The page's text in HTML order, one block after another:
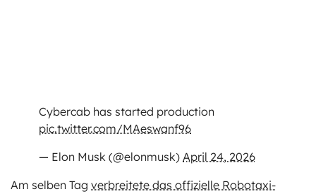
Cybercab has started production
pic.twitter.com/MAeswanf96
— Elon Musk (@elonmusk) April 24, 2026
Am selben Tag verbreitete das offizielle Robotaxi-